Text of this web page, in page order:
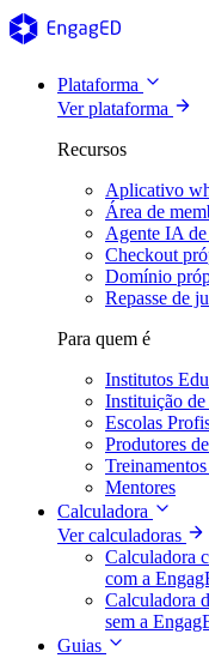
Plataforma
Ver plataforma
Recursos
Aplicativo
Área de
Agente IA de
Checkout
Domínio
Repasse de
Para quem é
Institutos
Instituição
Escolas
Produtores
Mentores
Calculadora
Ver calculadoras
Calculadora
com a
Calculadora
sem a
Guias